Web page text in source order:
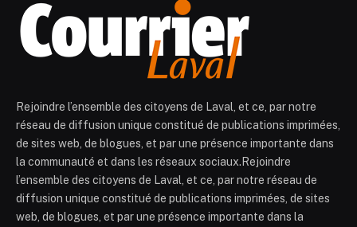
Rejoindre l’ensemble des citoyens de Laval, et ce, par notre
réseau de diffusion unique constitué de publications imprimées,
de sites web, de blogues, et par une présence importante dans
la communauté et dans les réseaux sociaux.Rejoindre
l’ensemble des citoyens de Laval, et ce, par notre réseau de
diffusion unique constitué de publications imprimées, de sites
web, de blogues, et par une présence importante dans la